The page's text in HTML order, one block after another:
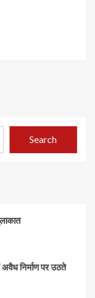
Search
निर्माण पर उठते